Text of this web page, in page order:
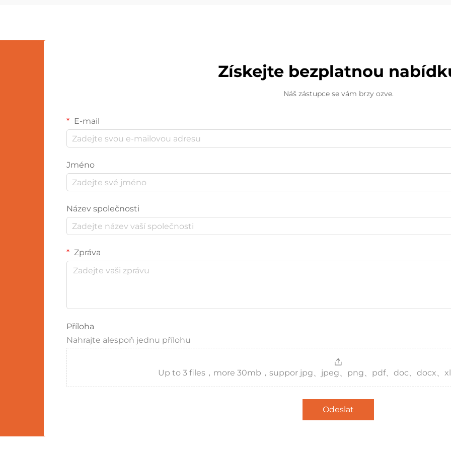
Získejte bezplatnou
Náš zástupce se vám brzy ozve.
E-mail
Jméno
Název společnosti
Zpráva
Příloha
Nahrajte alespoň jednu přílohu
Up to 3 files，more 30mb，suppor jpg、jpeg、png、pdf、doc、docx、
Odeslat